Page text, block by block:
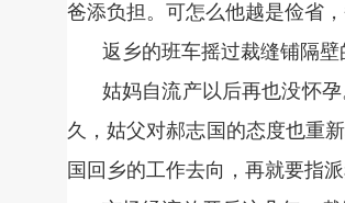
爸添负担。可怎么他越是俭省
返乡的班车摇过裁缝铺隔
姑妈自流产以后再也没怀
久，姑父对郝志国的态度也重
国回乡的工作去向，再就要指